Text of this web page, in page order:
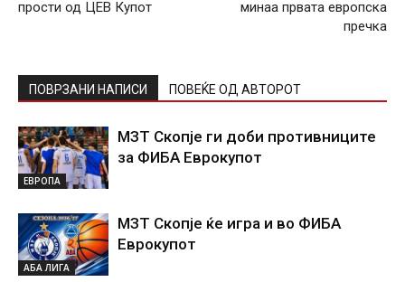
прости од ЦЕВ Купот
минаа првата европска
пречка
ПОВРЗАНИ НАПИСИ ПОВЕЌЕ ОД АВТОРОТ
ЕВРОПА
МЗТ Скопје ги доби противниците
за ФИБА Еврокупот
АБА ЛИГА
МЗТ Скопје ќе игра и во ФИБА
Еврокупот